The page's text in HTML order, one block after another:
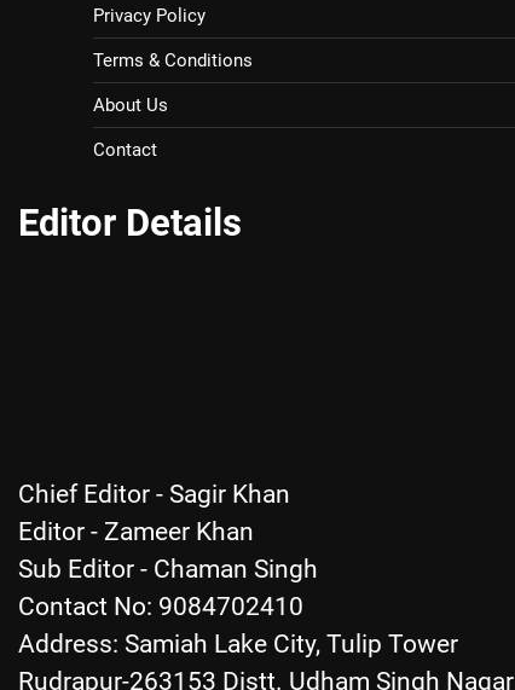
Privacy Policy
Terms & Conditions
About Us
Contact
Editor Details
Chief Editor - Sagir Khan
Editor - Zameer Khan
Sub Editor - Chaman Singh
Contact No: 9084702410
Address: Samiah Lake City, Tulip Tower
Rudrapur-263153 Distt. Udham Singh Nagar